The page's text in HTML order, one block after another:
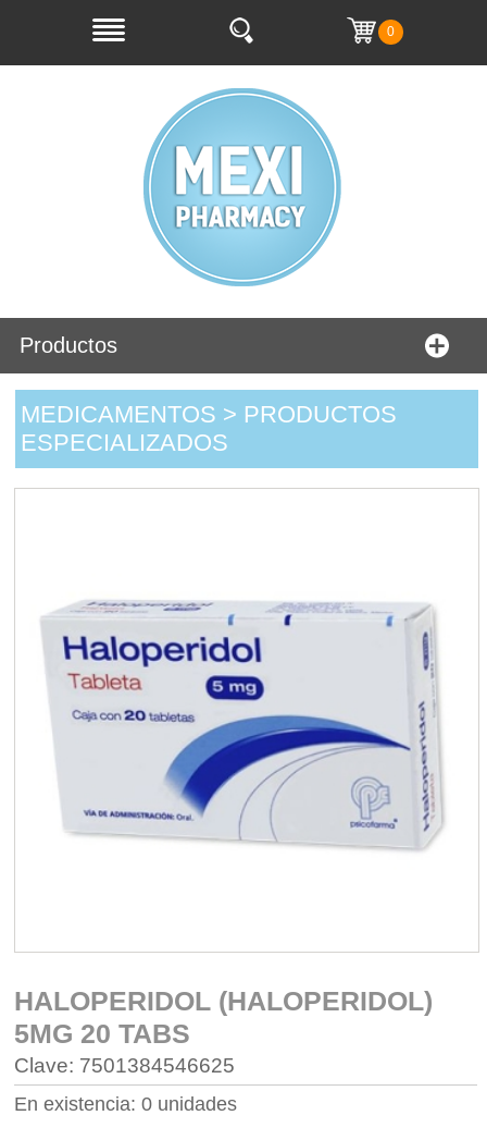
0
Productos
MEDICAMENTOS > PRODUCTOS
ESPECIALIZADOS
HALOPERIDOL (HALOPERIDOL)
5MG 20 TABS
Clave: 7501384546625
En existencia: 0 unidades